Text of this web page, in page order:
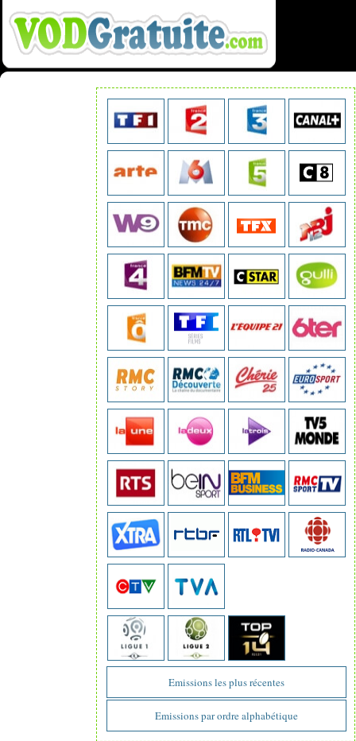
Emissions les plus récentes
Emissions par ordre alphabétique